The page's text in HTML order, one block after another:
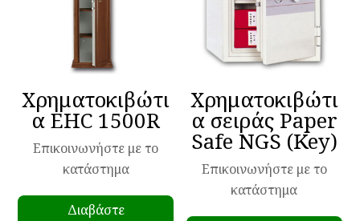
Χρηματοκιβώτι
α EHC 1500R
Επικοινωνήστε με το
κατάστημα
Διαβάστε
Χρηματοκιβώτι
α σειράς Paper
Safe NGS (Key)
Επικοινωνήστε με το
κατάστημα